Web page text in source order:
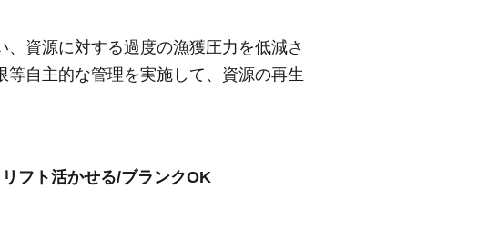
資源に対する過度の漁獲圧力を低減さ
自主的な管理を実施して、資源の再生
フト活かせる/ブランクOK